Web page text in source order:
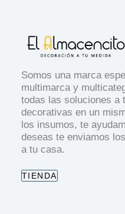
Somos una marca
multimarca y
todas las soluciones a
decorativas en un
los insumos, te
deseas te enviamos
a tu casa.
TIENDA